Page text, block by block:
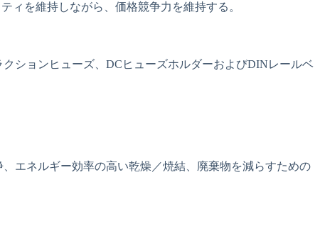
ィを維持しながら、価格競争力を維持する。
ションヒューズ、DCヒューズホルダーおよびDINレールベ
エネルギー効率の高い乾燥／焼結、廃棄物を減らすための